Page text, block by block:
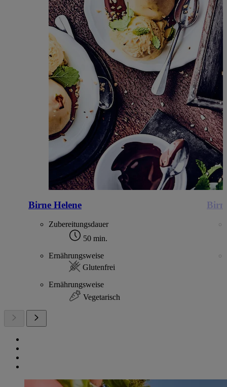
Birne Helene
Zubereitungsdauer
50 min.
Ernährungsweise
Glutenfrei
Ernährungsweise
Vegetarisch